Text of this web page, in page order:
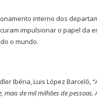
interno dos
impulsionar o papel da
o mundo.
Ibéria, Luis López Barceló,
de mil milhões de